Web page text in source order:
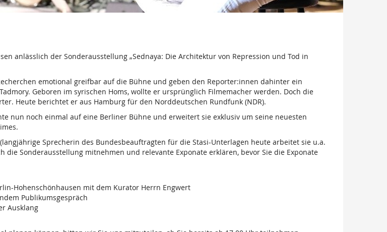
anlässlich der Sonderausstellung „Sednaya: Die Architektur von Repression und Tod in
emotional greifbar auf die Bühne und geben den Reporter:innen dahinter ein
Geboren im syrischen Homs, wollte er ursprünglich Filmemacher werden. Doch die
Heute berichtet er aus Hamburg für den Norddeutschen Rundfunk (NDR).
nun noch einmal auf eine Berliner Bühne und erweitert sie exklusiv um seine neuesten
Sprecherin des Bundesbeauftragten für die Stasi-Unterlagen heute arbeitet sie u.a.
die Sonderausstellung mitnehmen und relevante Exponate erklären, bevor Sie die Exponate
Hohenschönhausen mit dem Kurator Herrn Engwert
Publikumsgespräch
Ausklang